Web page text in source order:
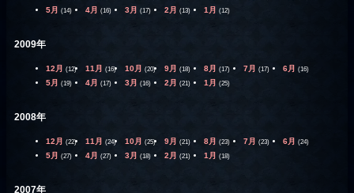
5月 (14) 4月 (16) 3月 (17) 2月 (13) 1月 (12)
2009年
12月 (12) 11月 (16) 10月 (20) 9月 (18) 8月 (17) 7月 (17) 6月 (16)
5月 (19) 4月 (17) 3月 (16) 2月 (21) 1月 (25)
2008年
12月 (22) 11月 (24) 10月 (25) 9月 (21) 8月 (23) 7月 (23) 6月 (24)
5月 (27) 4月 (27) 3月 (18) 2月 (21) 1月 (18)
2007年